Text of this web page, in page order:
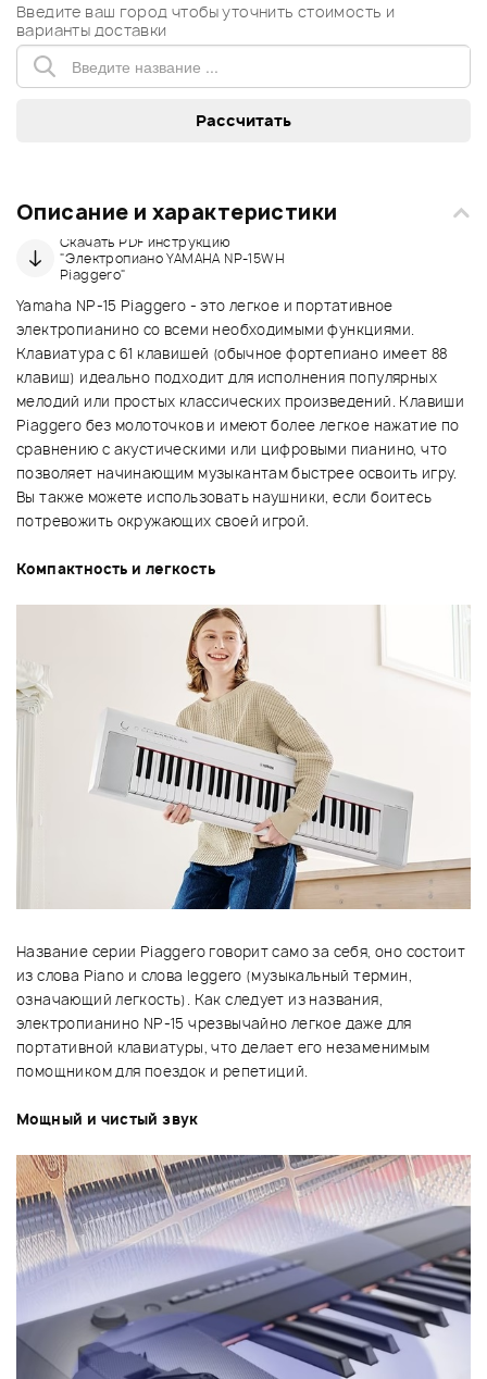
Введите ваш город чтобы уточнить стоимость и
варианты доставки
Описание и характеристики
Скачать PDF инструкцию
"Электропиано YAMAHA NP-15WH
Piaggero"
Yamaha NP-15 Piaggero - это легкое и портативное
электропианино со всеми необходимыми функциями.
Клавиатура с 61 клавишей (обычное фортепиано имеет 88
клавиш) идеально подходит для исполнения популярных
мелодий или простых классических произведений. Клавиши
Piaggero без молоточков и имеют более легкое нажатие по
сравнению с акустическими или цифровыми пианино, что
позволяет начинающим музыкантам быстрее освоить игру.
Вы также можете использовать наушники, если боитесь
потревожить окружающих своей игрой.
Компактность и легкость
Название серии Piaggero говорит само за себя, оно состоит
из слова Piano и слова leggero (музыкальный термин,
означающий легкость). Как следует из названия,
электропианино NP-15 чрезвычайно легкое даже для
портативной клавиатуры, что делает его незаменимым
помощником для поездок и репетиций.
Мощный и чистый звук